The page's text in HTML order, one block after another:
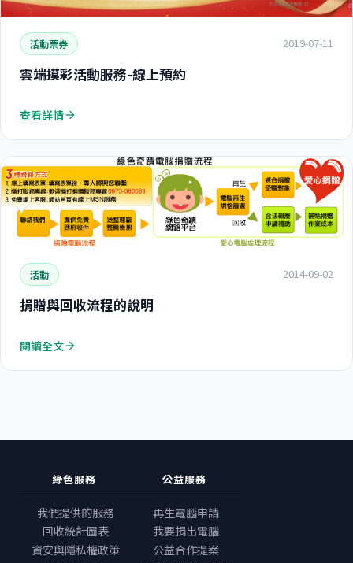
活動票券 2019-07-11
雲端摸彩活動服務-線上預約
查看詳情arrow_forward
活動 2014-09-02
捐贈與回收流程的說明
閱讀全文arrow_forward
綠色服務
我們提供的服務
回收統計圖表
資安與隱私權政策
公益服務
再生電腦申請
我要捐出電腦
公益合作提案